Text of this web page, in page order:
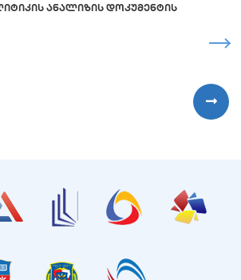
ᲐᲜᲐᲚᲘᲖᲘᲡ ᲓᲝᲙᲣᲛᲔᲜᲢᲘᲡ